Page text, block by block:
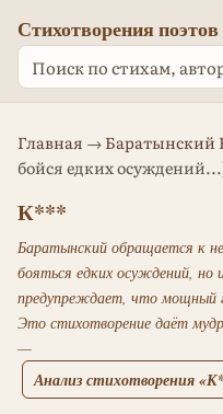
Стихотворения
Главная →Баратынский
бойся едких
К***
Баратынский обращается к
бояться едких осуждений, но
предупреждает, что мощный
Это стихотворение даёт
—
Анализ стихотворения